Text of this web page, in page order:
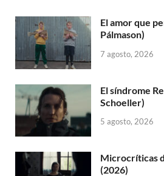
El amor que
Pálmason)
7 agosto, 2026
El síndrome
Schoeller)
5 agosto, 2026
Microcríticas
(2026)